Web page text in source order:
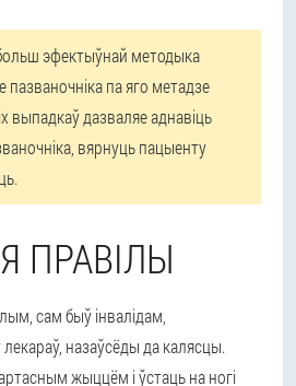
эфектыўнай методыка
па яго метадзе
выпадкаў дазваляе аднавіць
вярнуць пацыенту
ПРАВІЛЫ
сам быў інвалідам,
назаўсёды да калясцы.
жыццём і ўстаць на ногі